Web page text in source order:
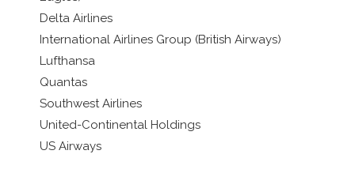
Delta Airlines
International Airlines Group (British Airways)
Lufthansa
Quantas
Southwest Airlines
United-Continental Holdings
US Airways